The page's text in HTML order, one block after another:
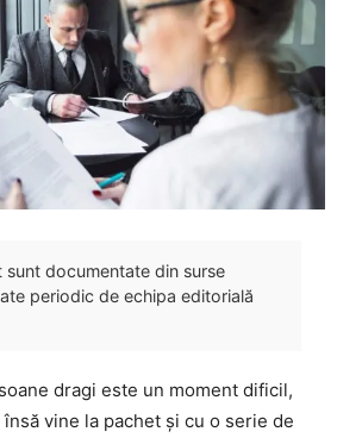
sunt documentate din surse
periodic de echipa editorială
dragi este un moment dificil,
vine la pachet și cu o serie de